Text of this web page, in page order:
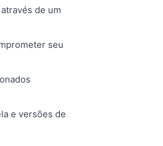
de um
seu
e versões de